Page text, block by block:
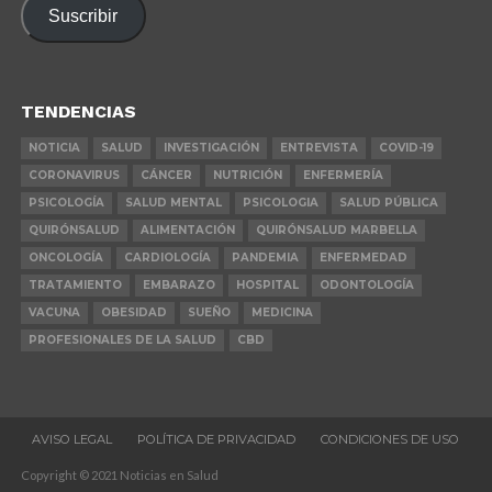
electrónico
Suscribir
TENDENCIAS
NOTICIA SALUD INVESTIGACIÓN ENTREVISTA
COVID-19
CORONAVIRUS
CÁNCER NUTRICIÓN
ENFERMERÍA
PSICOLOGÍA
SALUD MENTAL PSICOLOGIA
SALUD PÚBLICA
QUIRÓNSALUD
ALIMENTACIÓN
QUIRÓNSALUD MARBELLA
ONCOLOGÍA
CARDIOLOGÍA PANDEMIA
ENFERMEDAD
TRATAMIENTO
EMBARAZO HOSPITAL
ODONTOLOGÍA
VACUNA
OBESIDAD SUEÑO
MEDICINA
PROFESIONALES DE LA SALUD
CBD
AVISO LEGAL POLÍTICA DE PRIVACIDAD CONDICIONES DE USO
Copyright © 2021 Noticias en Salud